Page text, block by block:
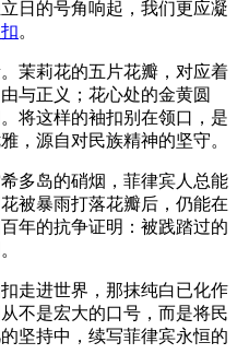
日的号角响起，我们更应凝
。
茉莉花的五片花瓣，对应着
与正义；花心处的金黄圆
将这样的袖扣别在领口，是
，源自对民族精神的坚守。
多岛的硝烟，菲律宾人总能
被暴雨打落花瓣后，仍能在
年的抗争证明：被践踏过的
走进世界，那抹纯白已化作
不是宏大的口号，而是将民
坚持中，续写菲律宾永恒的